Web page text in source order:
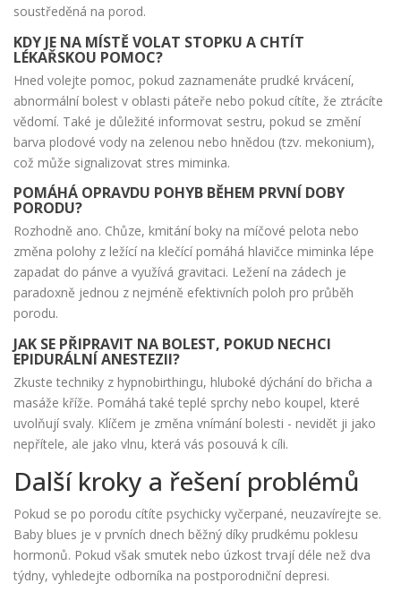
soustředěná na porod.
KDY JE NA MÍSTĚ VOLAT STOPKU A CHTÍT
LÉKAŘSKOU POMOC?
Hned volejte pomoc, pokud zaznamenáte prudké krvácení,
abnormální bolest v oblasti páteře nebo pokud cítíte, že ztrácíte
vědomí. Také je důležité informovat sestru, pokud se změní
barva plodové vody na zelenou nebo hnědou (tzv. mekonium),
což může signalizovat stres miminka.
POMÁHÁ OPRAVDU POHYB BĚHEM PRVNÍ DOBY
PORODU?
Rozhodně ano. Chůze, kmitání boky na míčové pelota nebo
změna polohy z ležící na klečící pomáhá hlavičce miminka lépe
zapadat do pánve a využívá gravitaci. Ležení na zádech je
paradoxně jednou z nejméně efektivních poloh pro průběh
porodu.
JAK SE PŘIPRAVIT NA BOLEST, POKUD NECHCI
EPIDURÁLNÍ ANESTEZII?
Zkuste techniky z hypnobirthingu, hluboké dýchání do břicha a
masáže kříže. Pomáhá také teplé sprchy nebo koupel, které
uvolňují svaly. Klíčem je změna vnímání bolesti - nevidět ji jako
nepřítele, ale jako vlnu, která vás posouvá k cíli.
Další kroky a řešení problémů
Pokud se po porodu cítíte psychicky vyčerpané, neuzavírejte se.
Baby blues je v prvních dnech běžný díky prudkému poklesu
hormonů. Pokud však smutek nebo úzkost trvají déle než dva
týdny, vyhledejte odborníka na postporodniční depresi.